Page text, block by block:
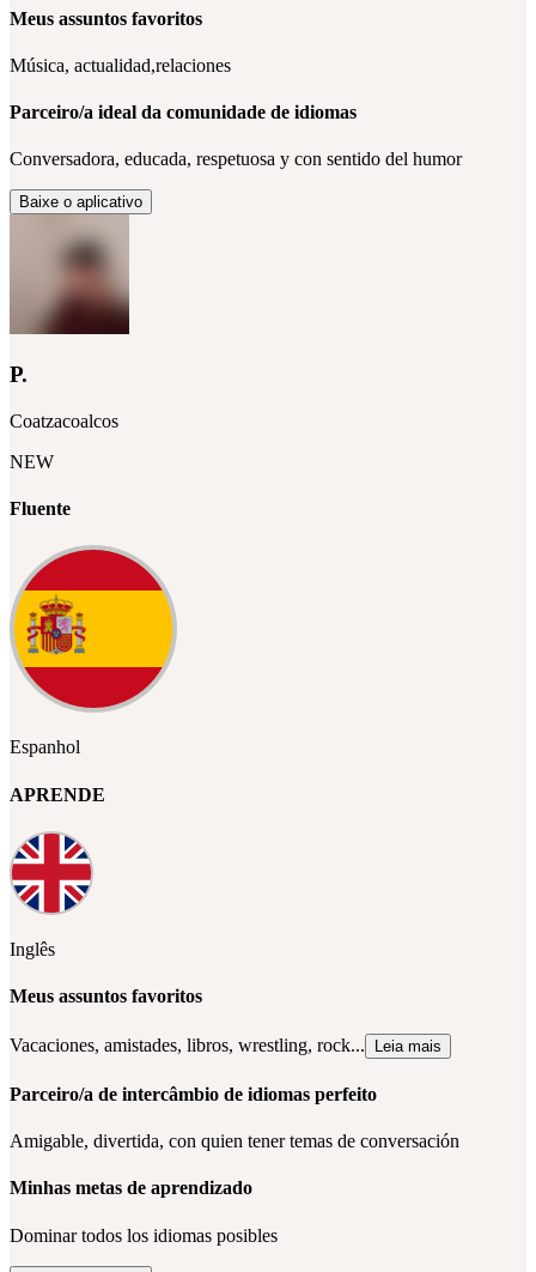
Meus assuntos favoritos
Música, actualidad,relaciones
Parceiro/a ideal da comunidade de idiomas
Conversadora, educada, respetuosa y con sentido del humor
Baixe o aplicativo
P.
Coatzacoalcos
NEW
Fluente
Espanhol
APRENDE
Inglês
Meus assuntos favoritos
Vacaciones, amistades, libros, wrestling, rock... Leia mais
Parceiro/a de intercâmbio de idiomas perfeito
Amigable, divertida, con quien tener temas de conversación
Minhas metas de aprendizado
Dominar todos los idiomas posibles